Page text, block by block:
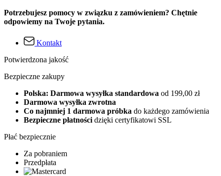
Potrzebujesz pomocy w związku z zamówieniem? Chętnie
odpowiemy na Twoje pytania.
Kontakt
Potwierdzona jakość
Bezpieczne zakupy
Polska: Darmowa wysyłka standardowa od 199,00 zł
Darmowa wysyłka zwrotna
Co najmniej 1 darmowa próbka do każdego zamówienia
Bezpieczne płatności dzięki certyfikatowi SSL
Płać bezpiecznie
Za pobraniem
Przedpłata